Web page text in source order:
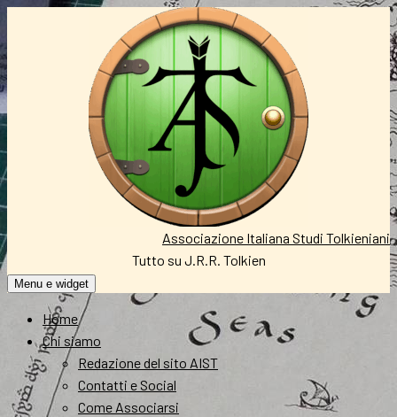
contenuto
Associazione Italiana Studi Tolkieniani
Tutto su J.R.R. Tolkien
Menu e widget
Home
Chi siamo
Redazione del sito AIST
Contatti e Social
Come Associarsi